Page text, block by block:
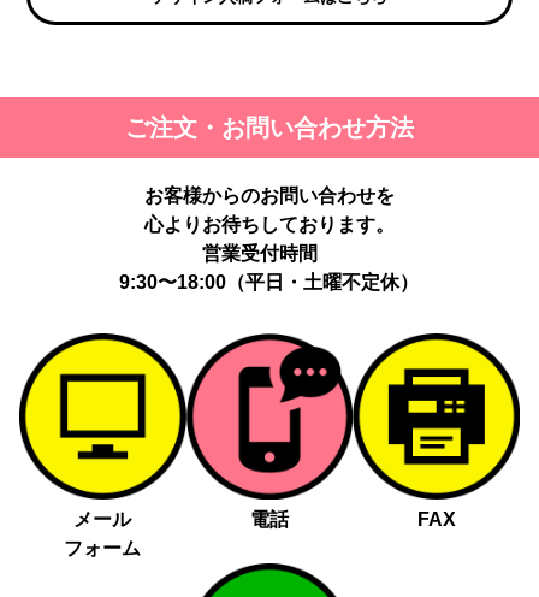
ご注文・お問い合わせ方法
お客様からのお問い合わせを
心よりお待ちしております。
営業受付時間
9:30〜18:00（平日・土曜不定休）
メール
フォーム
電話 FAX